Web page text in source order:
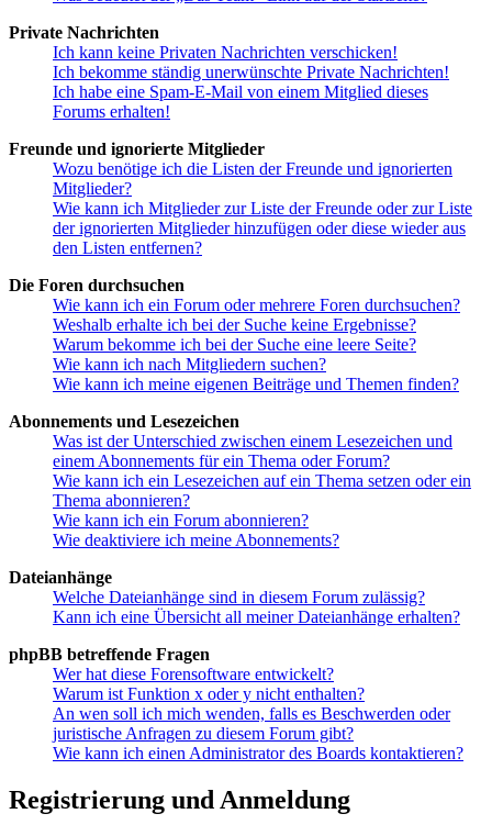
Private Nachrichten
Ich kann keine Privaten Nachrichten verschicken!
Ich bekomme ständig unerwünschte Private Nachrichten!
Ich habe eine Spam-E-Mail von einem Mitglied dieses
Forums erhalten!
Freunde und ignorierte Mitglieder
Wozu benötige ich die Listen der Freunde und ignorierten
Mitglieder?
Wie kann ich Mitglieder zur Liste der Freunde oder zur Liste
der ignorierten Mitglieder hinzufügen oder diese wieder aus
den Listen entfernen?
Die Foren durchsuchen
Wie kann ich ein Forum oder mehrere Foren durchsuchen?
Weshalb erhalte ich bei der Suche keine Ergebnisse?
Warum bekomme ich bei der Suche eine leere Seite?
Wie kann ich nach Mitgliedern suchen?
Wie kann ich meine eigenen Beiträge und Themen finden?
Abonnements und Lesezeichen
Was ist der Unterschied zwischen einem Lesezeichen und
einem Abonnements für ein Thema oder Forum?
Wie kann ich ein Lesezeichen auf ein Thema setzen oder ein
Thema abonnieren?
Wie kann ich ein Forum abonnieren?
Wie deaktiviere ich meine Abonnements?
Dateianhänge
Welche Dateianhänge sind in diesem Forum zulässig?
Kann ich eine Übersicht all meiner Dateianhänge erhalten?
phpBB betreffende Fragen
Wer hat diese Forensoftware entwickelt?
Warum ist Funktion x oder y nicht enthalten?
An wen soll ich mich wenden, falls es Beschwerden oder
juristische Anfragen zu diesem Forum gibt?
Wie kann ich einen Administrator des Boards kontaktieren?
Registrierung und Anmeldung